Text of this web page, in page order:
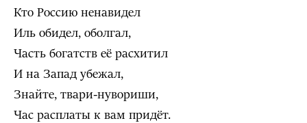
Кто Россию ненавидел
Иль обидел, оболгал,
Часть богатств её расхитил
И на Запад убежал,
Знайте, твари-нувориши,
Час расплаты к вам придёт.